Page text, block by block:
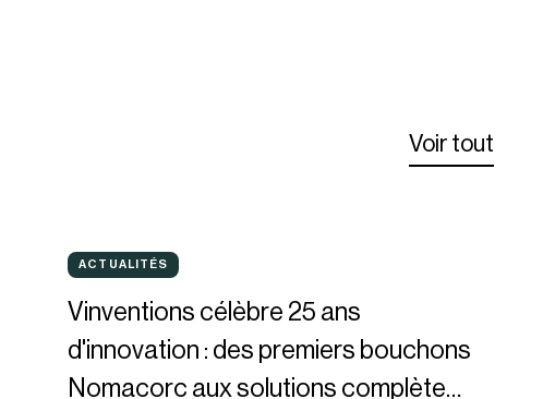
Voir tout
Vinventions
ans
ACTUALITÉS
ACTUALITÉS
Vinventions célèbre 25 ans
d'innovation : des premiers bouchons
Nomacorc aux solutions complètes